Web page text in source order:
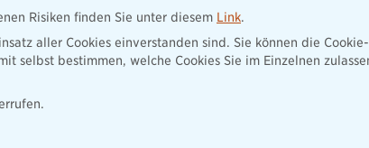
Risiken finden Sie unter diesem Link.
aller Cookies einverstanden sind. Sie können die Cookie-
selbst bestimmen, welche Cookies Sie im Einzelnen